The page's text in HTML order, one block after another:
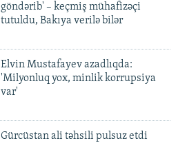
göndərib' – keçmiş mühafizəçi
tutuldu, Bakıya verilə bilər
Elvin Mustafayev azadlıqda:
'Milyonluq yox, minlik korrupsiya
var'
Gürcüstan ali təhsili pulsuz etdi